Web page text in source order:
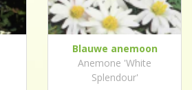
Blauwe anemoon
Anemone 'White
Splendour'